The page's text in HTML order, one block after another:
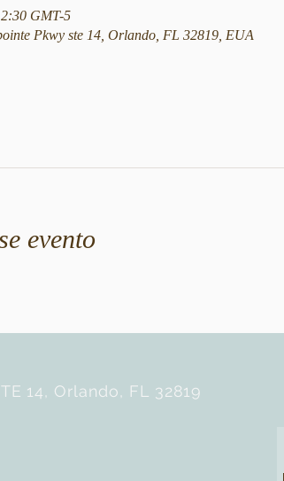
GMT-5
Pkwy ste 14, Orlando, FL 32819, EUA
evento
14, Orlando, FL 32819